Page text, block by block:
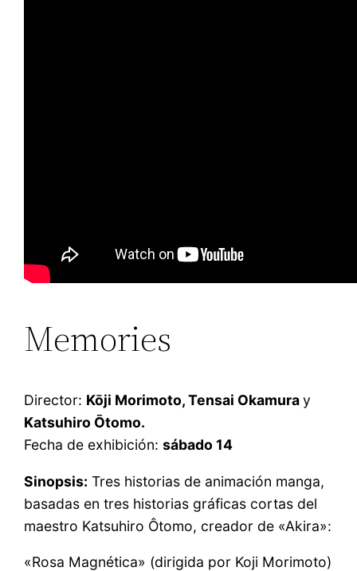
Memories
Director: Kōji Morimoto, Tensai Okamuray
Katsuhiro Ōtomo.
Fecha de exhibición:sábado 14
Sinopsis: Tres historias de animación manga,
basadas en tres historias gráficas cortas del
maestro Katsuhiro Ôtomo, creador de «Akira»:
«Rosa Magnética» (dirigida por Koji Morimoto)